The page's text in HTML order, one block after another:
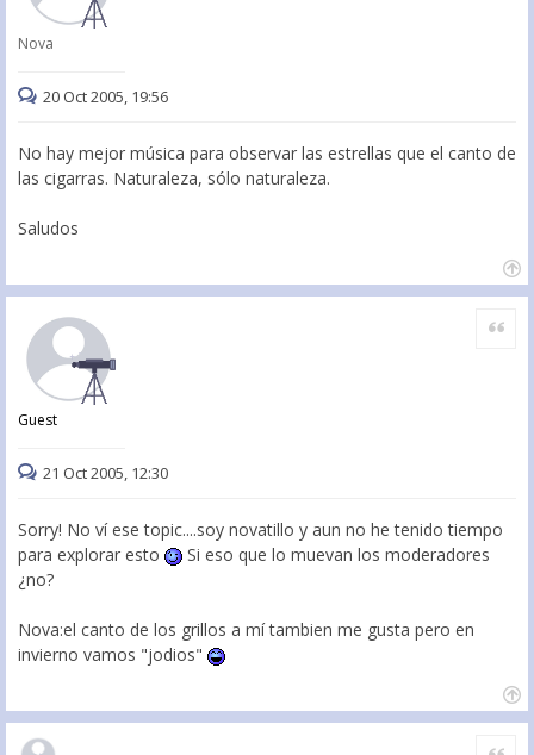
Nova
20 Oct 2005, 19:56
No hay mejor música para observar las estrellas que el canto de
las cigarras. Naturaleza, sólo naturaleza.
Saludos
Guest
Citar
21 Oct 2005, 12:30
Sorry! No ví ese topic....soy novatillo y aun no he tenido tiempo
para explorar esto
Si eso que lo muevan los moderadores
¿no?
Nova:el canto de los grillos a mí tambien me gusta pero en
invierno vamos "jodios"
Citar